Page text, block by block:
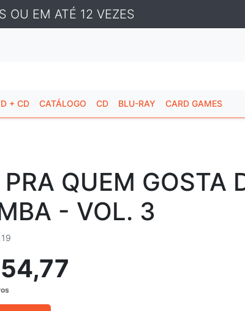
OU EM ATÉ 12 VEZES
+ CD CATÁLOGO CD BLU-RAY CARD GAMES
QUEM GOSTA
- VOL. 3